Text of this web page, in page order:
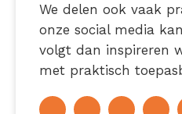
We delen ook vaak
onze social media
volgt dan inspireren
met praktisch